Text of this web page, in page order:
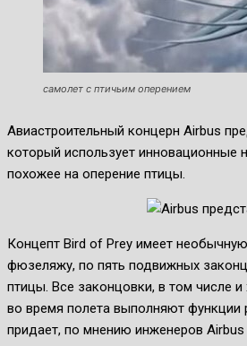
самолет с птичьим оперением
Авиастроительный концерн Airbus
который использует инновационные
похожее на оперение птицы.
Концепт Bird of Prey имеет
фюзеляжу, по пять подвижных
птицы. Все законцовки, в том числе
во время полета выполняют
придает, по мнению инженеров